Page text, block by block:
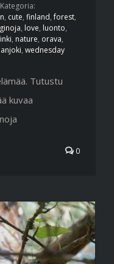
Kategoria:
, cute, finland,forest,
, love, luonto,
, nature, orava,
, wednesday
Tutustu
kuvaa
0